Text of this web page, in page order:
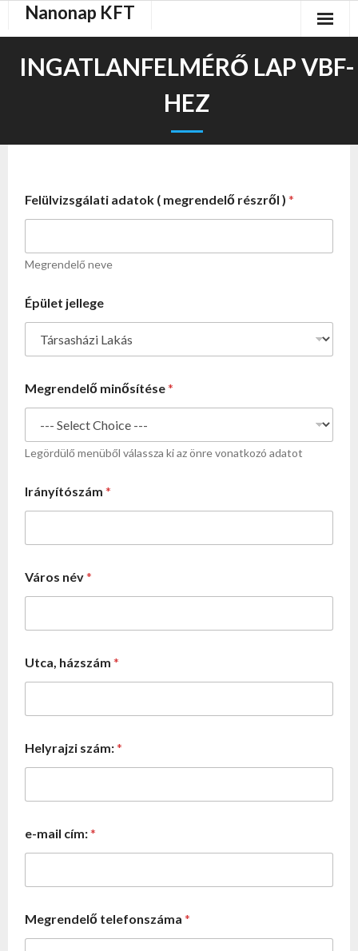
Nanonap KFT
INGATLANFELMÉRŐ LAP VBF-
HEZ
Felülvizsgálati adatok ( megrendelő részről ) *
Megrendelő neve
Épület jellege
Megrendelő minősítése*
Legördülő menüből válassza ki az önre vonatkozó adatot
Irányítószám *
Város név*
Utca, házszám *
D
k
m
e
t
)
Helyrajzi szám:*
e-mail cím:*
Megrendelő telefonszáma *